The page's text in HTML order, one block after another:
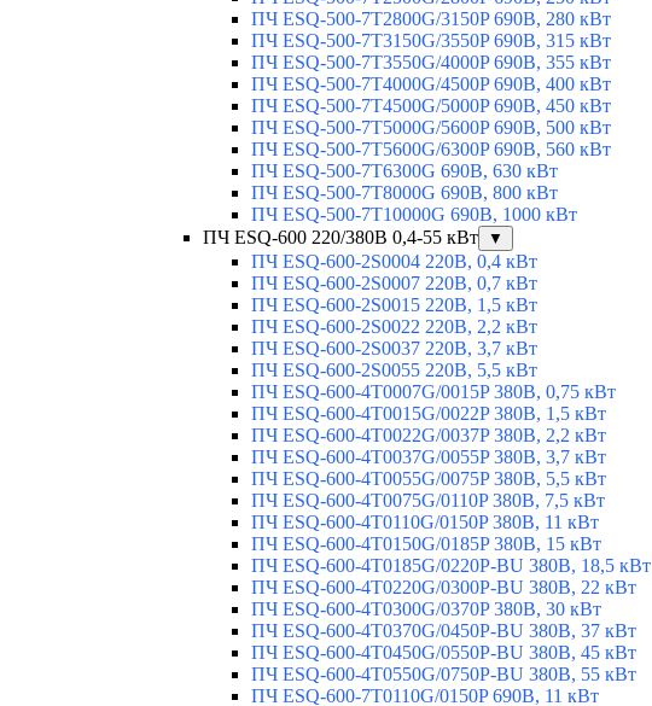
ПЧ ESQ-500-7T2800G/3150P 690В, 280 кВт
ПЧ ESQ-500-7T3150G/3550P 690В, 315 кВт
ПЧ ESQ-500-7T3550G/4000P 690В, 355 кВт
ПЧ ESQ-500-7T4000G/4500P 690В, 400 кВт
ПЧ ESQ-500-7T4500G/5000P 690В, 450 кВт
ПЧ ESQ-500-7T5000G/5600P 690В, 500 кВт
ПЧ ESQ-500-7T5600G/6300P 690В, 560 кВт
ПЧ ESQ-500-7T6300G 690В, 630 кВт
ПЧ ESQ-500-7T8000G 690В, 800 кВт
ПЧ ESQ-500-7T10000G 690В, 1000 кВт
ПЧ ESQ-600 220/380В 0,4-55 кВт
▼
ПЧ ESQ-600-2S0004 220В, 0,4 кВт
ПЧ ESQ-600-2S0007 220В, 0,7 кВт
ПЧ ESQ-600-2S0015 220В, 1,5 кВт
ПЧ ESQ-600-2S0022 220В, 2,2 кВт
ПЧ ESQ-600-2S0037 220В, 3,7 кВт
ПЧ ESQ-600-2S0055 220В, 5,5 кВт
ПЧ ESQ-600-4T0007G/0015P 380В, 0,75 кВт
ПЧ ESQ-600-4T0015G/0022P 380В, 1,5 кВт
ПЧ ESQ-600-4T0022G/0037P 380В, 2,2 кВт
ПЧ ESQ-600-4T0037G/0055P 380В, 3,7 кВт
ПЧ ESQ-600-4T0055G/0075P 380В, 5,5 кВт
ПЧ ESQ-600-4T0075G/0110P 380В, 7,5 кВт
ПЧ ESQ-600-4T0110G/0150P 380В, 11 кВт
ПЧ ESQ-600-4T0150G/0185P 380В, 15 кВт
ПЧ ESQ-600-4T0185G/0220P-BU 380В, 18,5 кВт
ПЧ ESQ-600-4T0220G/0300P-BU 380В, 22 кВт
ПЧ ESQ-600-4T0300G/0370P 380В, 30 кВт
ПЧ ESQ-600-4T0370G/0450P-BU 380В, 37 кВт
ПЧ ESQ-600-4T0450G/0550P-BU 380В, 45 кВт
ПЧ ESQ-600-4T0550G/0750P-BU 380В, 55 кВт
ПЧ ESQ-600-7T0110G/0150P 690В, 11 кВт